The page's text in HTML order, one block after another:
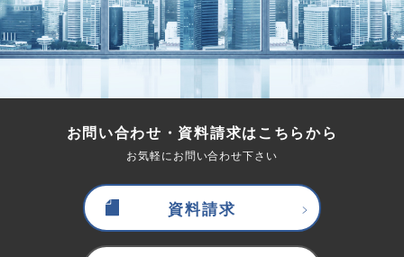
お問い合わせ・資料請求はこちらから
お気軽にお問い合わせ下さい
資料請求